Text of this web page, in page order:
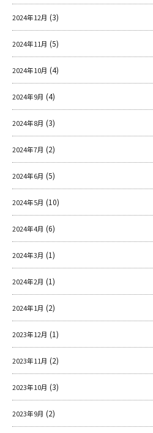
2024年12月 (3)
2024年11月 (5)
2024年10月 (4)
2024年9月 (4)
2024年8月 (3)
2024年7月 (2)
2024年6月 (5)
2024年5月 (10)
2024年4月 (6)
2024年3月 (1)
2024年2月 (1)
2024年1月 (2)
2023年12月 (1)
2023年11月 (2)
2023年10月 (3)
2023年9月 (2)